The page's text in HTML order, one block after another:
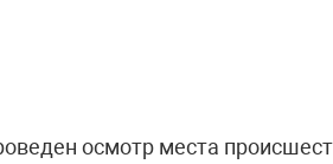
осмотр места